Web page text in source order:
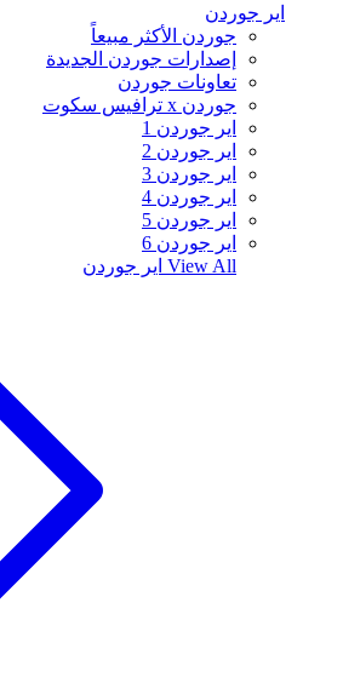
اير جوردن
جوردن الأكثر مبيعاً
إصدارات جوردن الجديدة
تعاونات جوردن
جوردن x ترافيس سكوت
اير جوردن 1
اير جوردن 2
اير جوردن 3
اير جوردن 4
اير جوردن 5
اير جوردن 6
View All اير جوردن